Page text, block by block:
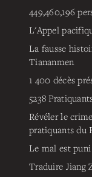
449,460,196
L'Appel
La fausse
Tiananmen
1 400 décès
5238
Révéler le
pratiquants du
Le mal est
Traduire Jiang